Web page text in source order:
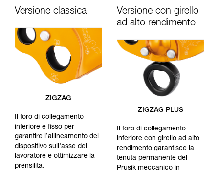
Versione classica
ZIGZAG
Il foro di collegamento
inferiore è fisso per
garantire l’allineamento del
dispositivo sull’asse del
lavoratore e ottimizzare la
prensilità.
Versione con girello
ad alto rendimento
ZIGZAG PLUS
Il foro di collegamento
inferiore con girello ad alto
rendimento garantisce la
tenuta permanente del
Prusik meccanico in